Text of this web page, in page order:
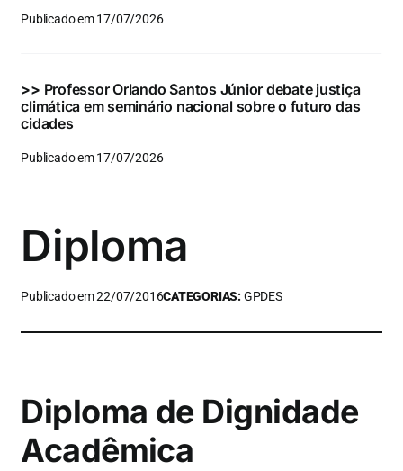
Publicado em 17/07/2026
>> Professor Orlando Santos Júnior debate justiça
climática em seminário nacional sobre o futuro das
cidades
Publicado em 17/07/2026
Diploma
Publicado em 22/07/2016CATEGORIAS:GPDES
Diploma de Dignidade
Acadêmica